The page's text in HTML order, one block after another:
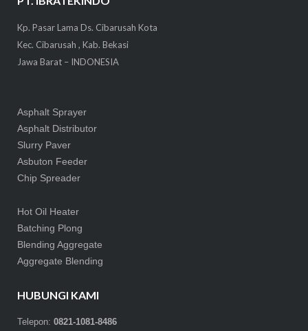
Kp. Pasar Lama Ds. Cibarusah Kota
Kec. Cibarusah , Kab. Bekasi
Jawa Barat – INDONESIA
Asphalt Sprayer
Asphalt Distributor
Slurry Paver
Asbuton Feeder
Chip Spreader
Hot Oil Heater
Batching Plong
Blending Aggregate
Aggregate Blending
HUBUNGI KAMI
Telepon: 0821-1081-8486